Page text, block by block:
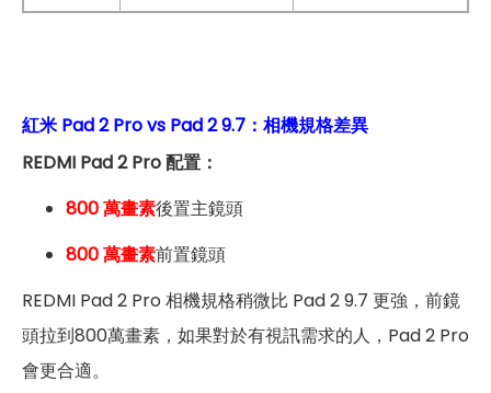
紅米 Pad 2 Pro vs Pad 2 9.7：相機規格差異
REDMI Pad 2 Pro 配置：
800 萬畫素後置主鏡頭
800 萬畫素前置鏡頭
REDMI Pad 2 Pro 相機規格稍微比 Pad 2 9.7 更強，前鏡
頭拉到800萬畫素，如果對於有視訊需求的人，Pad 2 Pro
會更合適。